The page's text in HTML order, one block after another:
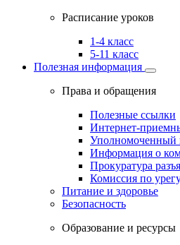
Расписание уроков
1-4 класс
5-11 класс
Полезная информация
Права и обращения
Полезные ссылки
Интернет-
Уполномоченный
Информация о
Прокуратура
Комиссия по
Питание и здоровье
Безопасность
Образование и ресурсы